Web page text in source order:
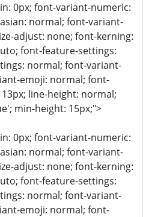
0px; font-variant-numeric:
normal; font-variant-
adjust: none; font-kerning:
font-feature-settings:
normal; font-variant-
emoji: normal; font-
line-height: normal;
min-height: 15px;">
0px; font-variant-numeric:
normal; font-variant-
adjust: none; font-kerning:
font-feature-settings:
normal; font-variant-
emoji: normal; font-